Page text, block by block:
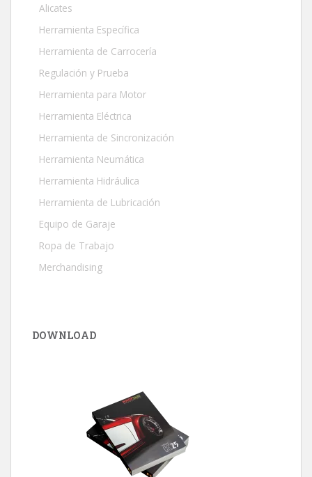
Alicates
Herramienta Específica
Herramienta de Carrocería
Regulación y Prueba
Herramienta para Motor
Herramienta Eléctrica
Herramienta de Sincronización
Herramienta Neumática
Herramienta Hidráulica
Herramienta de Lubricación
Equipo de Garaje
Ropa de Trabajo
Merchandising
DOWNLOAD